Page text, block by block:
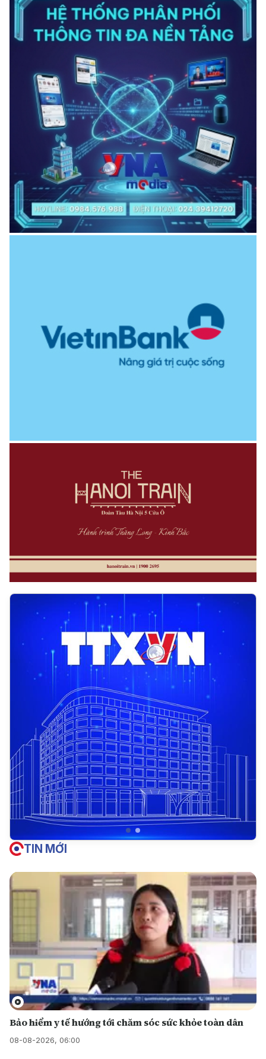
TIN MỚI
Bảo hiểm y tế hướng tới chăm sóc sức khỏe toàn dân
08-08-2026, 06:00